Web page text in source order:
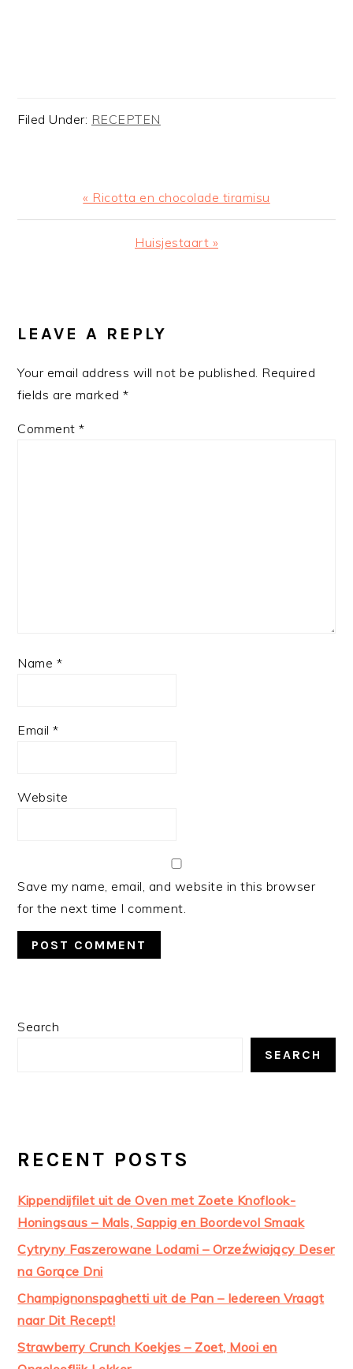
Filed Under: RECEPTEN
Previous
Post:
« Ricotta en chocolade tiramisu
Next
Huisjestaart »
INTERACTIONS
LEAVE A REPLY
Your email address will not be published. Required
fields are marked*
Comment*
Name *
Email*
Website
Save my name, email, and website in this browser
for the next time I comment.
PRIMARY
Search
SEARCH
RECENT POSTS
Kippendijfilet uit de Oven met Zoete Knoflook-
Honingsaus – Mals, Sappig en Boordevol Smaak
Cytryny Faszerowane Lodami – Orzeźwiający Deser
na Gorące Dni
Champignonspaghetti uit de Pan – Iedereen Vraagt
naar Dit Recept!
Strawberry Crunch Koekjes – Zoet, Mooi en